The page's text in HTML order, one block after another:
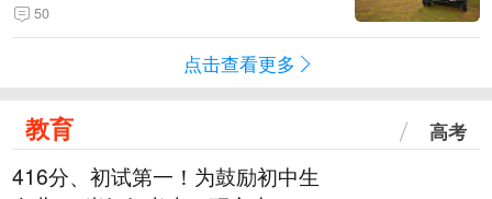
50
点击查看更多
教育 高考
416分、初试第一！为鼓励初中生